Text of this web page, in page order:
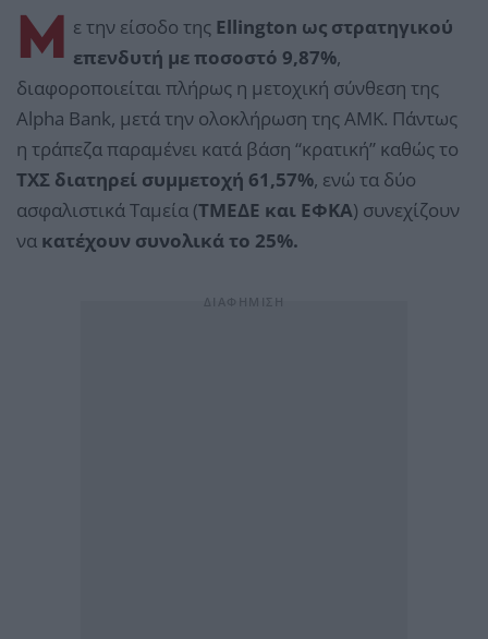
Μ ε την είσοδο της Ellington ως στρατηγικού
επενδυτή με ποσοστό 9,87%,
διαφοροποιείται πλήρως η μετοχική σύνθεση της
Alpha Bank, μετά την ολοκλήρωση της ΑΜΚ. Πάντως
η τράπεζα παραμένει κατά βάση “κρατική” καθώς το
ΤΧΣ διατηρεί συμμετοχή 61,57%, ενώ τα δύο
ασφαλιστικά Ταμεία (ΤΜΕΔΕ και ΕΦΚΑ) συνεχίζουν
να κατέχουν συνολικά το 25%.